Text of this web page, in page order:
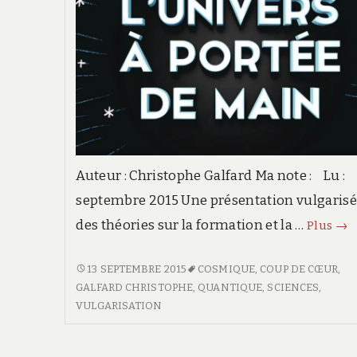
Auteur : Christophe Galfard Ma note : Lu :
septembre 2015 Une présentation
des théories sur la formation et la …Plus →
L’UNIVERS
À
PORTÉE
13 SEPTEMBRE 2015 COSMIQUE, COUP DE CŒUR,
GALFARD CHRISTOPHE, QUANTIQUE, SCIENCES,
VULGARISATION